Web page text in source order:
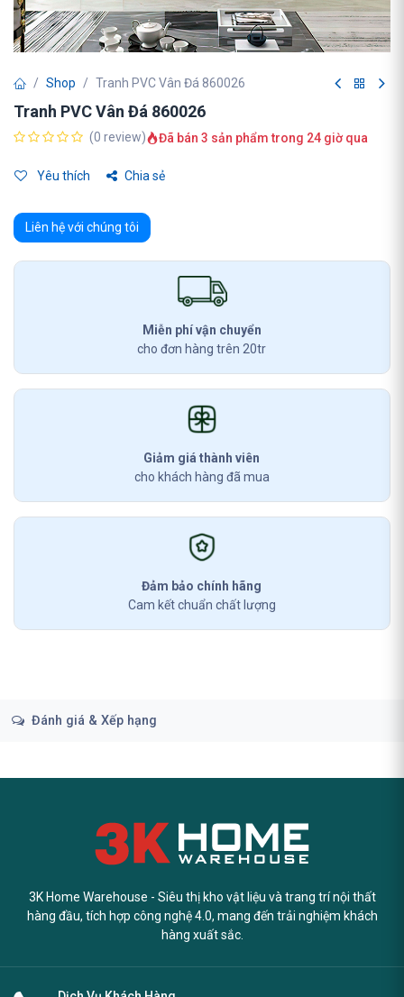
Shop Tranh PVC Vân Đá 860026
Tranh PVC Vân Đá 860026
(0 review) Đã bán 3 sản phẩm trong 24 giờ qua
Yêu thích Chia sẻ
Liên hệ với chúng tôi
Miễn phí vận chuyển
cho đơn hàng trên 20tr
Giảm giá thành viên
cho khách hàng đã mua
Đảm bảo chính hãng
Cam kết chuẩn chất lượng
Đánh giá & Xếp hạng
3K Home Warehouse - Siêu thị kho vật liệu và trang trí nội thất
hàng đầu, tích hợp công nghệ 4.0, mang đến trải nghiệm khách
hàng xuất sắc.